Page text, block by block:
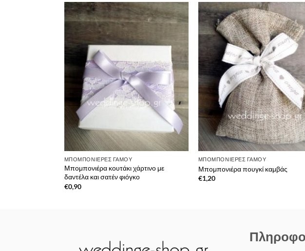
ΜΠΟΜΠΟΝΙΈΡΕΣ ΓΆΜΟΥ
Μπομπονιέρα κουτάκι χάρτινο με
δαντέλα και σατέν φιόγκο
€0,90
στην
ΜΠΟΜΠΟΝΙΈΡΕΣ ΓΆΜΟΥ
Μπομπονιέρα πουγκί καμβάς
€1,20